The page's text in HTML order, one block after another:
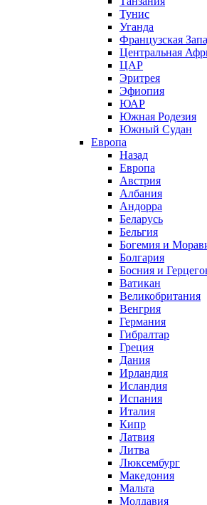
Тунис
Уганда
Французская
Центральная
ЦАР
Эритрея
Эфиопия
ЮАР
Южная Родезия
Южный Судан
Европа
Назад
Европа
Австрия
Албания
Андорра
Беларусь
Бельгия
Богемия и
Болгария
Босния и
Ватикан
Великобритания
Венгрия
Германия
Гибралтар
Греция
Дания
Ирландия
Исландия
Испания
Италия
Кипр
Латвия
Литва
Люксембург
Македония
Мальта
Молдавия